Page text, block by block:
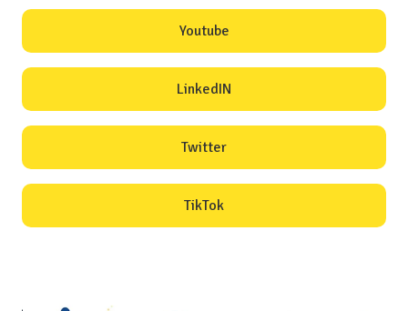
Youtube
LinkedIN
Twitter
TikTok